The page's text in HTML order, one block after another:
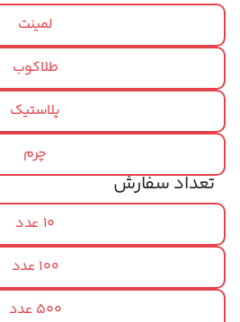
لمینت
طلاکوب
پلاستیک
چرم
تعداد سفارش
10 عدد
100 عدد
500 عدد